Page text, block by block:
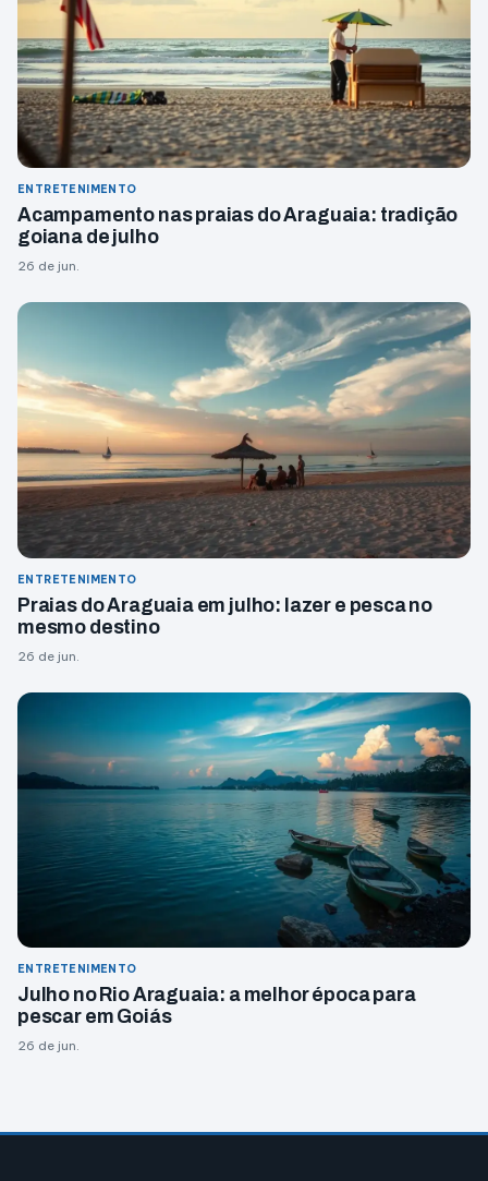
ENTRETENIMENTO
Acampamento nas praias do Araguaia: tradição
goiana de julho
26 de jun.
ENTRETENIMENTO
Praias do Araguaia em julho: lazer e pesca no
mesmo destino
26 de jun.
ENTRETENIMENTO
Julho no Rio Araguaia: a melhor época para
pescar em Goiás
26 de jun.